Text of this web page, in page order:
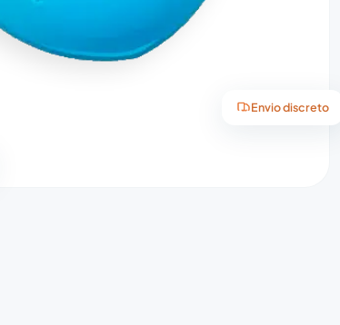
Envio discreto